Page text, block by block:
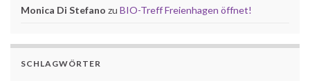
Monica Di Stefano zu BIO-Treff Freienhagen öffnet!
SCHLAGWÖRTER